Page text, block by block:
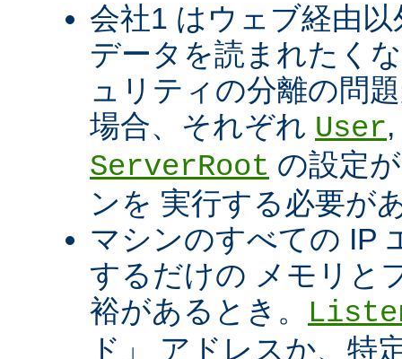
会社1 はウェブ経由
データを読まれたく
ュリティの分離の問
場合、それぞれ User,
ServerRoot の設定
ンを 実行する必要が
マシンのすべての IP
するだけの メモリと
裕があるとき。
ド」 アドレスか、特